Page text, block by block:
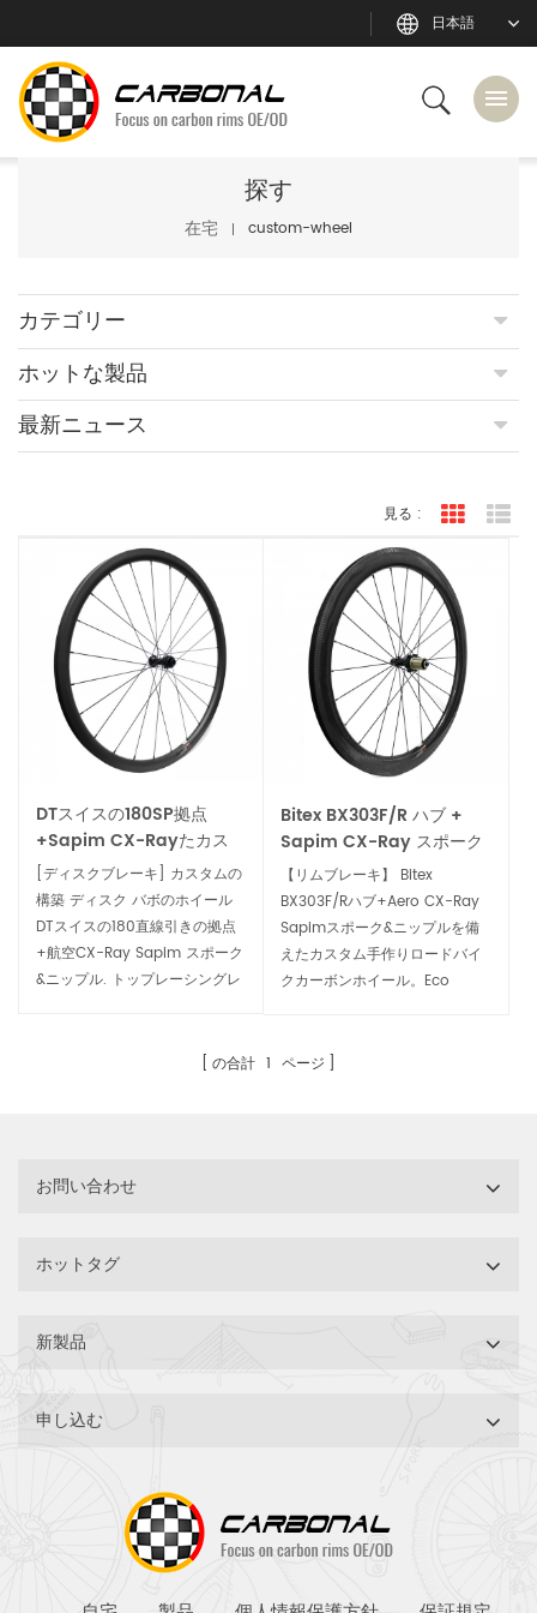
日本語
探す
在宅 custom-wheel
カテゴリー
ホットな製品
最新ニュース
見る : グリッ
DTスイスの180SP拠点
+Sapim CX-Rayたカス
タム道路炭素ディスク車輪
[ディスクブレーキ] カスタムの
構築 ディスク バボのホイール
DTスイスの180直線引きの拠点
+航空CX-Ray Sapim スポーク
&ニップル. トップレーシングレ
Bitex BX303F/R ハブ +
Sapim CX-Ray スポーク
カスタム ロードバイク ホ
イールセット
【リムブレーキ】 Bitex
BX303F/Rハブ+Aero CX-Ray
Sapimスポーク&ニップルを備
えたカスタム手作りロードバイ
クカーボンホイール。Eco
ロード自転車ホイールセット。
の合計 1 ページ
お問い合わせ
ホットタグ
新製品
申し込む